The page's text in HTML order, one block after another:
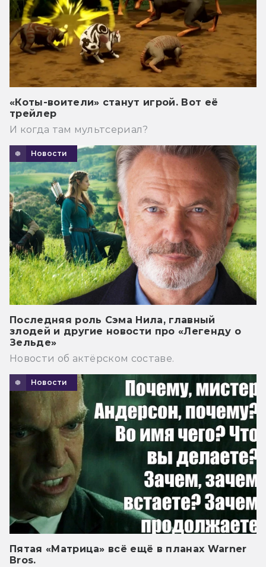
«Коты-воители» станут игрой. Вот её
трейлер
И когда там мультсериал?
Новости
Последняя роль Сэма Нила, главный
злодей и другие новости про «Легенду о
Зельде»
Новости об актёрском составе.
Новости
Пятая «Матрица» всё ещё в планах Warner
Bros.